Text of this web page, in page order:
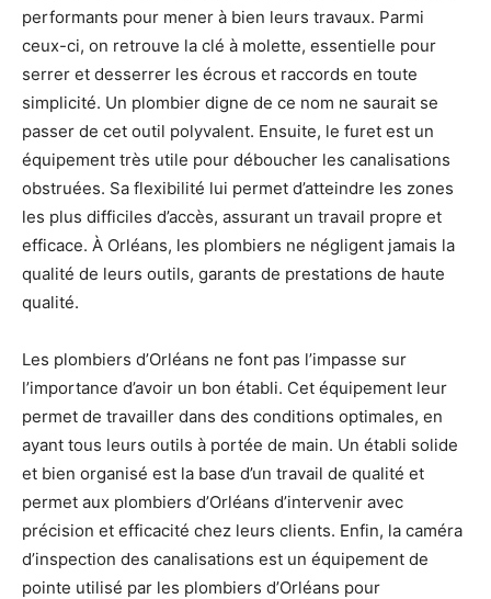
performants pour mener à bien leurs travaux. Parmi
ceux-ci, on retrouve la clé à molette, essentielle pour
serrer et desserrer les écrous et raccords en toute
simplicité. Un plombier digne de ce nom ne saurait se
passer de cet outil polyvalent. Ensuite, le furet est un
équipement très utile pour déboucher les canalisations
obstruées. Sa flexibilité lui permet d’atteindre les zones
les plus difficiles d’accès, assurant un travail propre et
efficace. À Orléans, les plombiers ne négligent jamais la
qualité de leurs outils, garants de prestations de haute
qualité.
Les plombiers d’Orléans ne font pas l’impasse sur
l’importance d’avoir un bon établi. Cet équipement leur
permet de travailler dans des conditions optimales, en
ayant tous leurs outils à portée de main. Un établi solide
et bien organisé est la base d’un travail de qualité et
permet aux plombiers d’Orléans d’intervenir avec
précision et efficacité chez leurs clients. Enfin, la caméra
d’inspection des canalisations est un équipement de
pointe utilisé par les plombiers d’Orléans pour